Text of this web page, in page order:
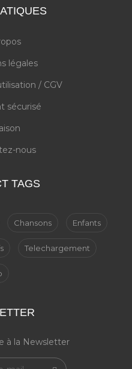
légales
/ CGV
sécurisé
nous
TAGS
Chansons Enfants
Telechargement
à la Newsletter